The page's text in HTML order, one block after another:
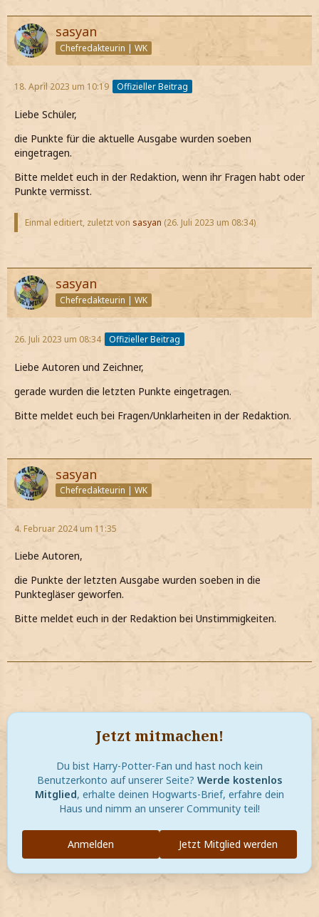
sasyan
Chefredakteurin | WK
18. April 2023 um 10:19 Offizieller Beitrag
Liebe Schüler,
die Punkte für die aktuelle Ausgabe wurden soeben
eingetragen.
Bitte meldet euch in der Redaktion, wenn ihr Fragen habt oder
Punkte vermisst.
Einmal editiert, zuletzt von sasyan (26. Juli 2023 um 08:34)
sasyan
Chefredakteurin | WK
26. Juli 2023 um 08:34 Offizieller Beitrag
Liebe Autoren und Zeichner,
gerade wurden die letzten Punkte eingetragen.
Bitte meldet euch bei Fragen/Unklarheiten in der Redaktion.
sasyan
Chefredakteurin | WK
4. Februar 2024 um 11:35
Liebe Autoren,
die Punkte der letzten Ausgabe wurden soeben in die
Punktegläser geworfen.
Bitte meldet euch in der Redaktion bei Unstimmigkeiten.
Jetzt mitmachen!
Du bist Harry-Potter-Fan und hast noch kein
Benutzerkonto auf unserer Seite? Werde kostenlos
Mitglied, erhalte deinen Hogwarts-Brief, erfahre dein
Haus und nimm an unserer Community teil!
Jetzt Mitglied werden
Anmelden